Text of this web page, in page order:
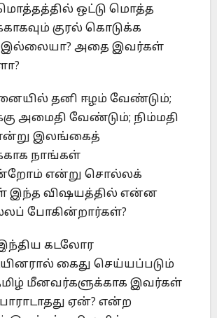
ஒட்டு மொத்த
குரல் கொடுக்க
இல்லையா? அதை இவர்கள்
தனி ஈழம் வேண்டும்;
அமைதி வேண்டும்; நிம்மதி
இலங்கைத்
நாங்கள்
என்று சொல்லக்
இந்த விஷயத்தில் என்ன
போகின்றார்கள்?
கடலோர
கைது செய்யப்படும்
மீனவர்களுக்காக இவர்கள்
ஏன்? என்ற